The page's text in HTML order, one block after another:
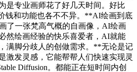
是专业画师花了好几天时间。好比
钱和功能也各不不异。**AI绘画到底
了一张梵高气概的自画像，AI绘画
然绘画经验的快乐喜爱者，AI就能
满脚分歧人的创做需求。**无论是记
激发灵感，它能帮帮人们快速实现灵
Diffusion。都能正在短时间内创